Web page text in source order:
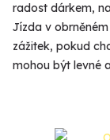
radost dárkem,
Jízda v
zážitek, pokud
mohou být levné